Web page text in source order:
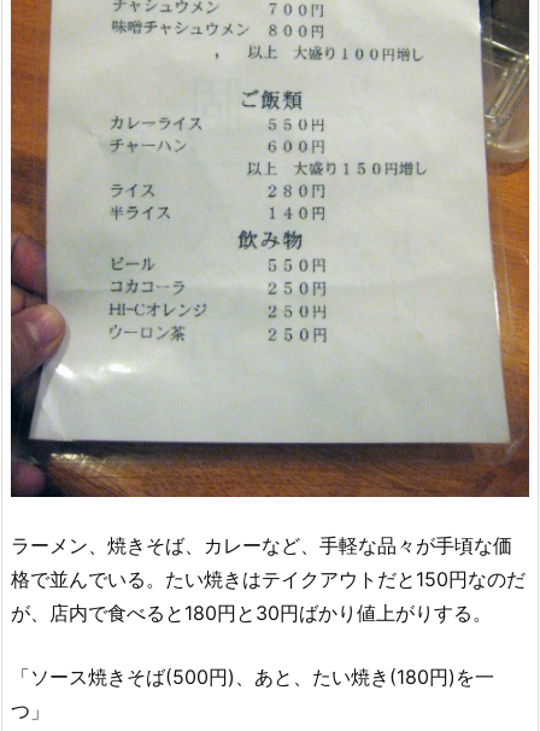
ラーメン、焼きそば、カレーなど、手軽な品々が手頃な価
格で並んでいる。たい焼きはテイクアウトだと150円なのだ
が、店内で食べると180円と30円ばかり値上がりする。
「ソース焼きそば(500円)、あと、たい焼き(180円)を一
つ」